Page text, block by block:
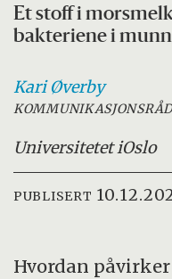
Et stoff i
bakteriene i
Kari Øverby
Universitetet iOslo
PUBLISERT
Hvordan